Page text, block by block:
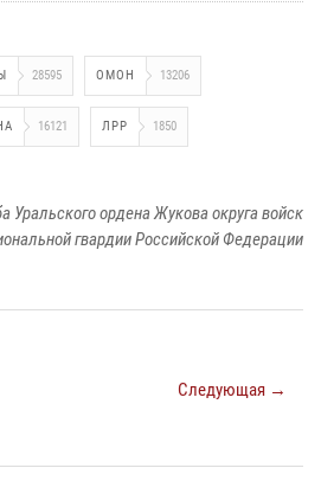
28595 ОМОН 13206
16121 ЛРР 1850
Уральского ордена Жукова округа войск
гвардии Российской Федерации
Следующая →